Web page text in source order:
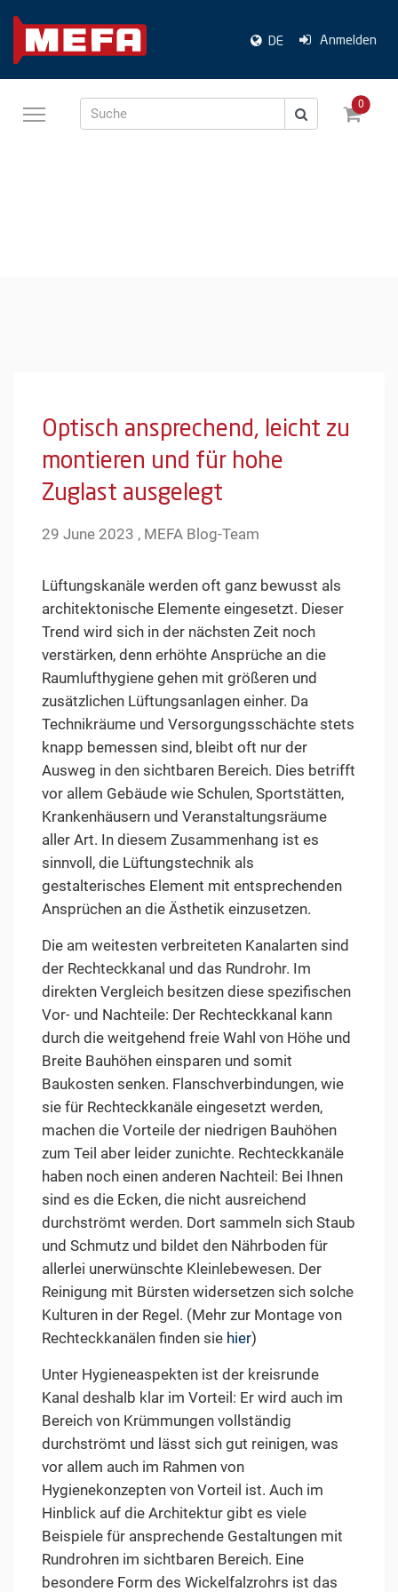
DE Anmelden
Suche
0
Optisch ansprechend, leicht zu
montieren und für hohe
Zuglast ausgelegt
29 June 2023 , MEFA Blog-Team
Lüftungskanäle werden oft ganz bewusst als
architektonische Elemente eingesetzt. Dieser
Trend wird sich in der nächsten Zeit noch
verstärken, denn erhöhte Ansprüche an die
Raumlufthygiene gehen mit größeren und
zusätzlichen Lüftungsanlagen einher. Da
Technikräume und Versorgungsschächte stets
knapp bemessen sind, bleibt oft nur der
Ausweg in den sichtbaren Bereich. Dies betrifft
vor allem Gebäude wie Schulen, Sportstätten,
Krankenhäusern und Veranstaltungsräume
aller Art. In diesem Zusammenhang ist es
sinnvoll, die Lüftungstechnik als
gestalterisches Element mit entsprechenden
Ansprüchen an die Ästhetik einzusetzen.
Die am weitesten verbreiteten Kanalarten sind
der Rechteckkanal und das Rundrohr. Im
direkten Vergleich besitzen diese spezifischen
Vor- und Nachteile: Der Rechteckkanal kann
durch die weitgehend freie Wahl von Höhe und
Breite Bauhöhen einsparen und somit
Baukosten senken. Flanschverbindungen, wie
sie für Rechteckkanäle eingesetzt werden,
machen die Vorteile der niedrigen Bauhöhen
zum Teil aber leider zunichte. Rechteckkanäle
haben noch einen anderen Nachteil: Bei Ihnen
sind es die Ecken, die nicht ausreichend
durchströmt werden. Dort sammeln sich Staub
und Schmutz und bildet den Nährboden für
allerlei unerwünschte Kleinlebewesen. Der
Reinigung mit Bürsten widersetzen sich solche
Kulturen in der Regel. (Mehr zur Montage von
Rechteckkanälen finden sie hier)
Unter Hygieneaspekten ist der kreisrunde
Kanal deshalb klar im Vorteil: Er wird auch im
Bereich von Krümmungen vollständig
durchströmt und lässt sich gut reinigen, was
vor allem auch im Rahmen von
Hygienekonzepten von Vorteil ist. Auch im
Hinblick auf die Architektur gibt es viele
Beispiele für ansprechende Gestaltungen mit
Rundrohren im sichtbaren Bereich. Eine
besondere Form des Wickelfalzrohrs ist das